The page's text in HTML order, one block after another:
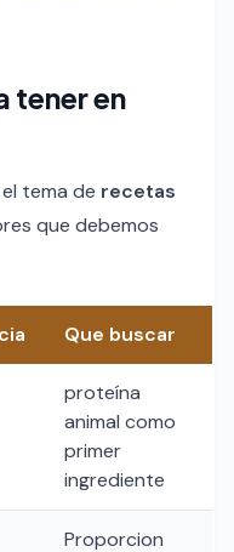
tener en
tema de recetas
que debemos
Que buscar
proteína
animal como
primer
ingrediente
Proporcion